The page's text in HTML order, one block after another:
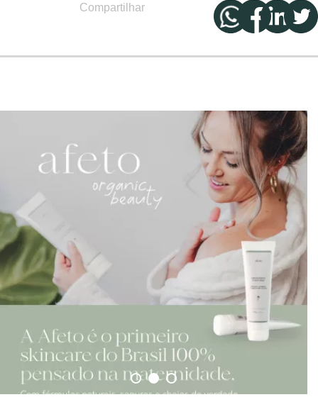
Compartilhar